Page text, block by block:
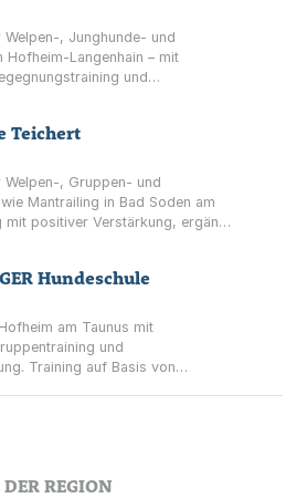
Welpen-, Junghunde- und
Hofheim-Langenhain – mit
und
Teichert
Welpen-, Gruppen- und
Mantrailing in Bad Soden am
mit positiver Verstärkung, ergänzt
Hundeschule
am Taunus mit
und
Training auf Basis von
REGION